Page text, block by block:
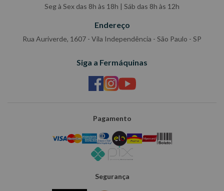
Seg à Sex das 8h às 18h | Sáb das 8h às 12h
Endereço
Rua Auriverde, 1607 - Vila Independência - São Paulo - SP
Siga a Fermáquinas
Pagamento
Segurança